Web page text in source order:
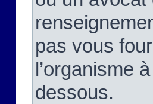
pas vous
l’organisme
dessous.